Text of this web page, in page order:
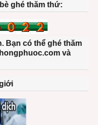
ghé thăm thứ:
Bạn có thể ghé thăm
và